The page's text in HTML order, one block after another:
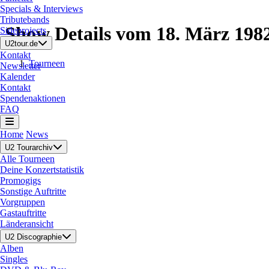
Specials & Interviews
Tributebands
Sideprojects
U2tour.de
Kontakt
Newsletter
Kalender
Kontakt
Spendenaktionen
FAQ
Home News
U2 Tourarchiv
Alle Tourneen
Deine Konzertstatistik
Promogigs
Sonstige Auftritte
Vorgruppen
Gastauftritte
Länderansicht
U2 Discographie
Alben
Singles
Show Details vom 18. März
Tourneen